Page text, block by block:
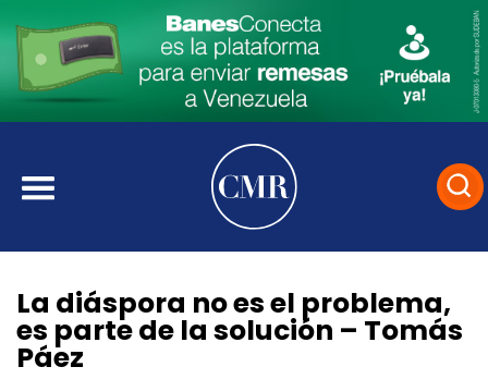
La diáspora no es el problema,
es parte de la solución – Tomás
Páez